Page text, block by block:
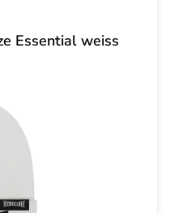
Essential weiss